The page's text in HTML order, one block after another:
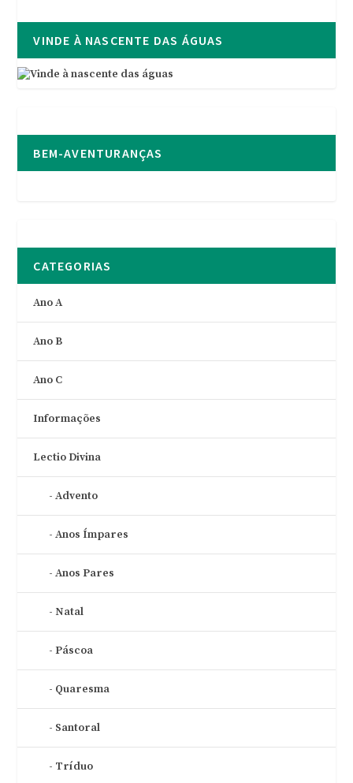
VINDE À NASCENTE DAS ÁGUAS
BEM-AVENTURANÇAS
CATEGORIAS
Ano A
Ano B
Ano C
Informações
Lectio Divina
Advento
Anos Ímpares
Anos Pares
Natal
Páscoa
Quaresma
Santoral
Tríduo